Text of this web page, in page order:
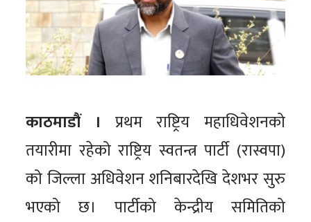
काठमाडौं । प्रथम राष्ट्रिय महाधिवेशनको
तयारीमा रहेको राष्ट्रिय स्वतन्त्र पार्टी (रास्वपा)
को जिल्ला अधिवेशन शनिबारदेखि देशभर सुरु
भएको छ। पार्टीको केन्द्रीय समितिको